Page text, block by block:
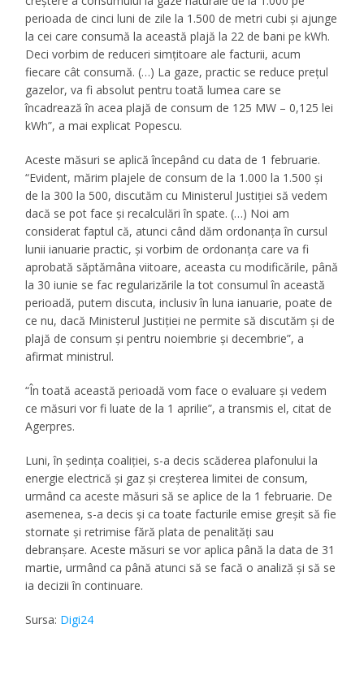
perioada de cinci luni de zile la 1.500 de metri cubi şi ajunge
la cei care consumă la această plajă la 22 de bani pe kWh.
Deci vorbim de reduceri simţitoare ale facturii, acum
fiecare cât consumă. (…) La gaze, practic se reduce preţul
gazelor, va fi absolut pentru toată lumea care se
încadrează în acea plajă de consum de 125 MW – 0,125 lei
kWh”, a mai explicat Popescu.
Aceste măsuri se aplică începând cu data de 1 februarie.
“Evident, mărim plajele de consum de la 1.000 la 1.500 şi
de la 300 la 500, discutăm cu Ministerul Justiţiei să vedem
dacă se pot face şi recalculări în spate. (…) Noi am
considerat faptul că, atunci când dăm ordonanţa în cursul
lunii ianuarie practic, şi vorbim de ordonanţa care va fi
aprobată săptămâna viitoare, aceasta cu modificările, până
la 30 iunie se fac regularizările la tot consumul în această
perioadă, putem discuta, inclusiv în luna ianuarie, poate de
ce nu, dacă Ministerul Justiţiei ne permite să discutăm şi de
plajă de consum şi pentru noiembrie şi decembrie”, a
afirmat ministrul.
“În toată această perioadă vom face o evaluare şi vedem
ce măsuri vor fi luate de la 1 aprilie”, a transmis el, citat de
Agerpres.
Luni, în şedinţa coaliţiei, s-a decis scăderea plafonului la
energie electrică şi gaz şi creşterea limitei de consum,
urmând ca aceste măsuri să se aplice de la 1 februarie. De
asemenea, s-a decis şi ca toate facturile emise greşit să fie
stornate şi retrimise fără plata de penalităţi sau
debranşare. Aceste măsuri se vor aplica până la data de 31
martie, urmând ca până atunci să se facă o analiză şi să se
ia decizii în continuare.
Sursa: Digi24